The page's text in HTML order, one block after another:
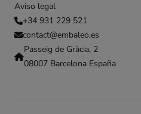
Aviso legal
+34 931 229 521
contact@embaleo.es
Passeig de Gràcia, 2
08007 Barcelona España